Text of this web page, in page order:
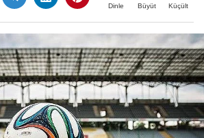
Dinle Büyüt Küçült